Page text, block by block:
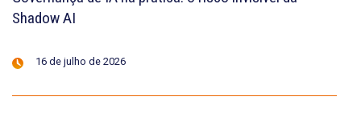
Shadow AI
16 de julho de 2026